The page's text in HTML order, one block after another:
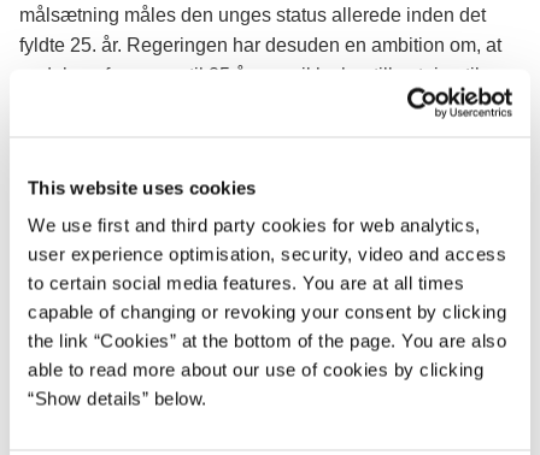
This website uses cookies
We use first and third party cookies for web analytics,
user experience optimisation, security, video and access
to certain social media features. You are at all times
capable of changing or revoking your consent by clicking
the link “Cookies” at the bottom of the page. You are also
able to read more about our use of cookies by clicking
“Show details” below.
målsætning måles den unges status allerede inden det
fyldte 25. år. Regeringen har desuden en ambition om, at
andelen af unge op til 25 år, som ikke har tilknytning til en
uddannelse eller arbejdsmarkedet, skal være halveret i
For at sikre, at de unge får den hjælp og støtte, de mangler,
skal de fortsat mødes af ansatte med stor faglighed, som
brænder for at hjælpe dem videre. Derfor foreslår
regeringen et markant kompetenceløft til medarbejderne,
som skal opkvalificere og udvikle undervisernes faglige,
pædagogiske og didaktiske viden og kompetencer.
Regeringen inviterer EUD-aftalekredsen til det første